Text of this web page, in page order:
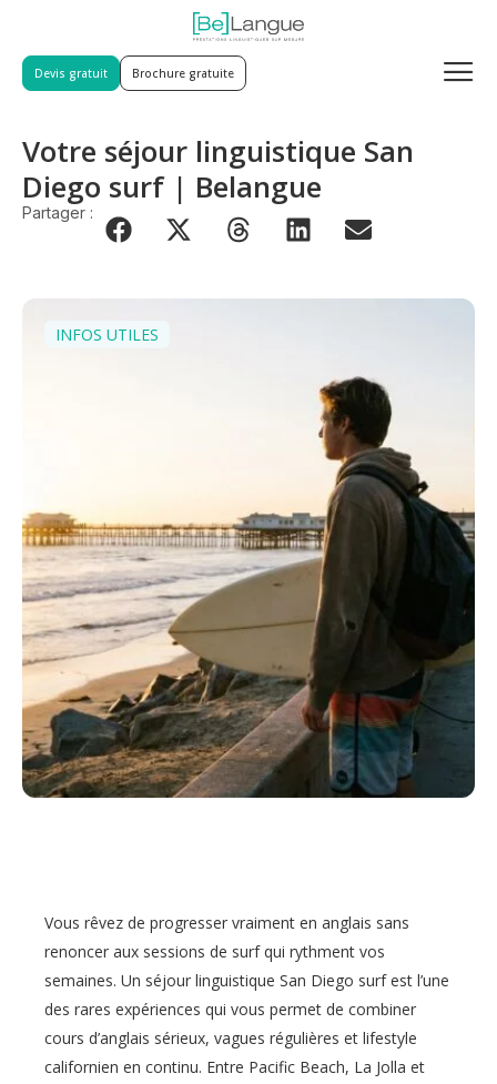
Devis gratuit Brochure gratuite
Votre séjour linguistique San
Diego surf | Belangue
Partager :
INFOS UTILES
Vous rêvez de progresser vraiment en anglais sans
renoncer aux sessions de surf qui rythment vos
semaines. Un séjour linguistique San Diego surf est l’une
des rares expériences qui vous permet de combiner
cours d’anglais sérieux, vagues régulières et lifestyle
californien en continu. Entre Pacific Beach, La Jolla et